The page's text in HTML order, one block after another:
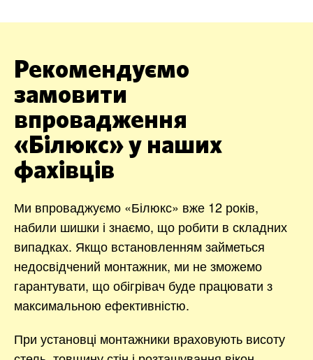
Рекомендуємо
замовити
впровадження
«Білюкс» у наших
фахівців
Ми впроваджуємо «Білюкс» вже 12 років,
набили шишки і знаємо, що робити в складних
випадках. Якщо встановленням займеться
недосвідчений монтажник, ми не зможемо
гарантувати, що обігрівач буде працювати з
максимальною ефективністю.
При установці монтажники враховують висоту